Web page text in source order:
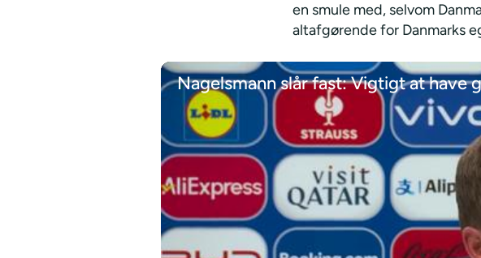
en smule med, selvom
altafgørende for Danmarks
Nagelsmann slår fast: Vigtigt at have